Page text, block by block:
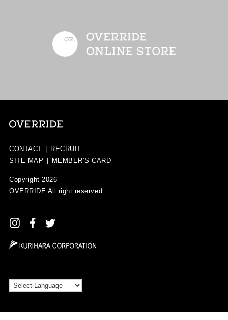
CONTACT
RECRUIT
SITE MAP
MEMBER’S CARD
Copyright 2026
OVERRIDE All right reserved.